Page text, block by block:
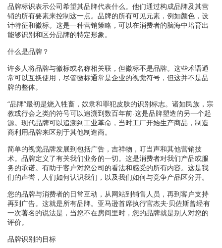
品牌标识表示公司希望其品牌代表什么。他们通过构成品牌及其营
销的所有要素来控制这一点。品牌的所有可见元素，例如颜色，设
计特征和徽标。这是一种营销策略，可以在消费者的脑海中培育出
能够识别和区分品牌的特定形象。
什么是品牌？
许多人将品牌与徽标或名称相关联，但徽标不是品牌。这些术语通
常可以互换使用，尽管徽标通常是企业的视觉符号，但这并不是品
牌的整体。
“品牌”最初是烧入牲畜，奴隶和罪犯皮肤的识别标志。诸如民族，宗
教或行会之类的符号可以追溯到数百年前-这是品牌塑造的另一个起
源。现代品牌可以追溯到工业革命，当时工厂开始生产商品，制造
商利用品牌来区别于其他制造商。
简单的视觉品牌发展到包括广告，吉祥物，叮当声和其他营销技
术。品牌定义了有关我们业务的一切。这是消费者对我们产品或服
务的承诺。有助于客户对您公司的看法和感受的所有内容。这是我
们的声誉，人们如何认识我们，以及我们如何与竞争产品区分开。
您的品牌与消费者的日常互动，从网站到销售人员，再到客户支持
再到广告。这就是所有品牌。亚马逊首席执行官杰夫·贝佐斯曾经有
一次著名的说法是，当您不在房间里时，您的品牌就是别人对您的
评价。
品牌识别的目标